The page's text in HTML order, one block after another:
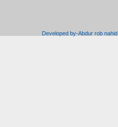
Developed by-Abdur rob nahid